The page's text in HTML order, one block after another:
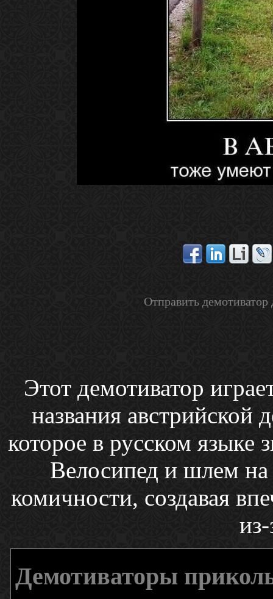
Отправить
Этот демотиватор
названия австрийской
которое в русском языке
Велосипед и шлем на
комичности, создавая
Демотиваторы